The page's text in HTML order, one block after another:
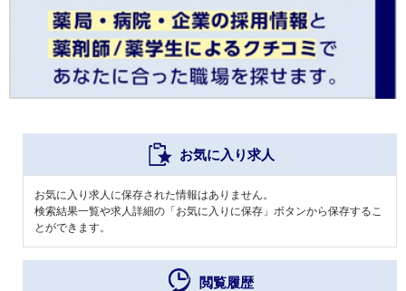
お気に入り求人
お気に入り求人に保存された情報はありません。
検索結果一覧や求人詳細の「お気に入りに保存」ボタンから保存するこ
とができます。
閲覧履歴